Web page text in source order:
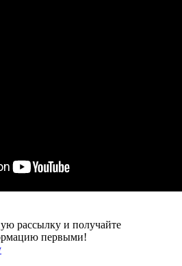
рассылку и получайте
первыми!